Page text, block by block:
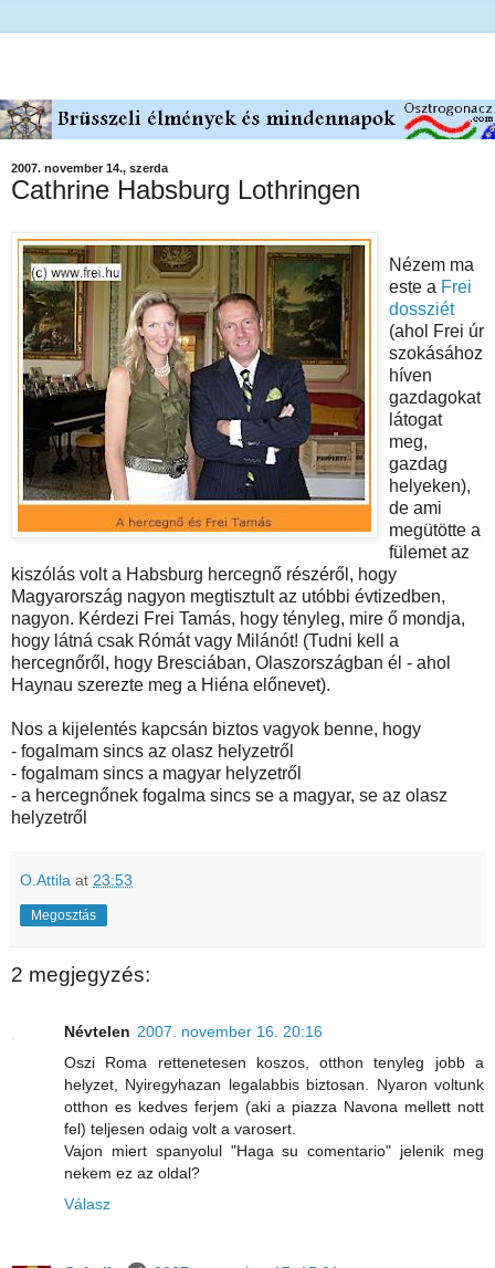
2007. november 14., szerda
Cathrine Habsburg Lothringen
Nézem ma
este a Frei
dossziét
(ahol Frei úr
szokásához
híven
gazdagokat
látogat
meg,
gazdag
helyeken),
de ami
megütötte a
fülemet az
kiszólás volt a Habsburg hercegnő részéről, hogy
Magyarország nagyon megtisztult az utóbbi évtizedben,
nagyon. Kérdezi Frei Tamás, hogy tényleg, mire ő mondja,
hogy látná csak Rómát vagy Milánót! (Tudni kell a
hercegnőről, hogy Bresciában, Olaszországban él - ahol
Haynau szerezte meg a Hiéna előnevet).
Nos a kijelentés kapcsán biztos vagyok benne, hogy
- fogalmam sincs az olasz helyzetről
- fogalmam sincs a magyar helyzetről
- a hercegnőnek fogalma sincs se a magyar, se az olasz
helyzetről
O.Attila at 23:53
Megosztás
2 megjegyzés:
Névtelen 2007. november 16. 20:16
Oszi Roma rettenetesen koszos, otthon tenyleg jobb a
helyzet, Nyiregyhazan legalabbis biztosan. Nyaron voltunk
otthon es kedves ferjem (aki a piazza Navona mellett nott
fel) teljesen odaig volt a varosert.
Vajon miert spanyolul "Haga su comentario" jelenik meg
nekem ez az oldal?
Válasz